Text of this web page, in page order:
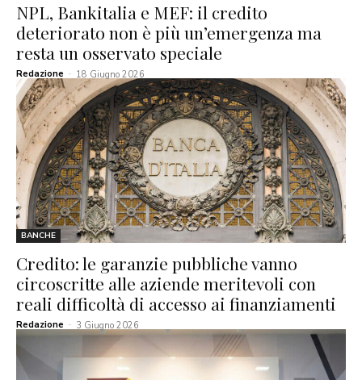
NPL, Bankitalia e MEF: il credito
deteriorato non è più un’emergenza ma
resta un osservato speciale
Redazione - 18 Giugno 2026
BANCHE
Credito: le garanzie pubbliche vanno
circoscritte alle aziende meritevoli con
reali difficoltà di accesso ai finanziamenti
Redazione - 3 Giugno 2026